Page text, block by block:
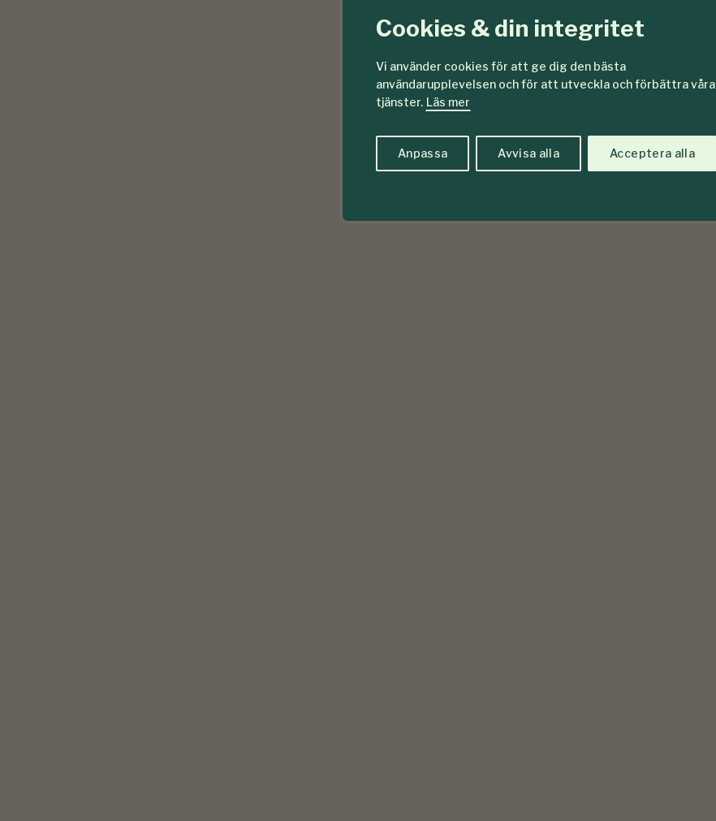
Cookies & din integritet
Vi använder cookies för att ge dig den bästa
användarupplevelsen och för att utveckla och förbättra våra
tjänster. Läs mer
Anpassa Avvisa alla Acceptera alla